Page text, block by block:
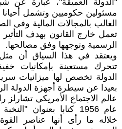
"الدولة العميقة"، عبارة
مسئولين حكوميين وتشمل
الغالب بالمجالات المالية وفي
تعمل خارج القانون بهدف
الرسمية وتوجهها وفق مصالحها.
ويعتقد في هذا السياق أن مثل
تتحرك مستعينة بإمكانيات
الدولة تخصص لها ميزانيات
بعيدا عن سيطرة أجهزة الدولة
عالم الاجتماع الأمريكي
عام 1956 كتابا بعنوان
خلاله ما رأى أنها عناصر